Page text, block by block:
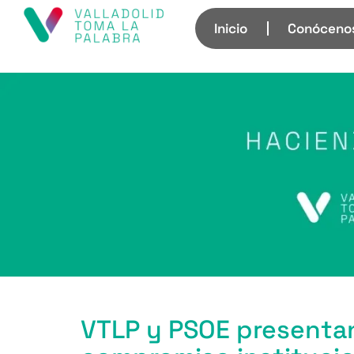
Inicio
VTLP y PSOE